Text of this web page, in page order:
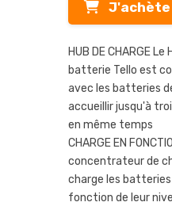
J'achète
HUB DE CHARGE
batterie Tello est
avec les batteries
accueillir jusqu'à
en même temps
CHARGE EN
concentrateur de
charge les batteries
fonction de leur